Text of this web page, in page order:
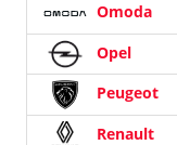
Omoda
Opel
Peugeot
Renault